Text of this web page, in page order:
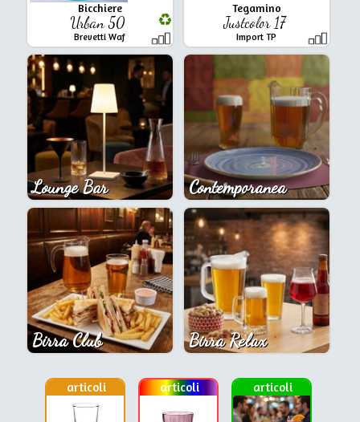
Bicchiere
Urban 50
Brevetti Waf
Tegamino
Justcolor 17
Import TP
Lounge Bar Contemporanea
Birra Club Birra Relax
articoli articoli articoli